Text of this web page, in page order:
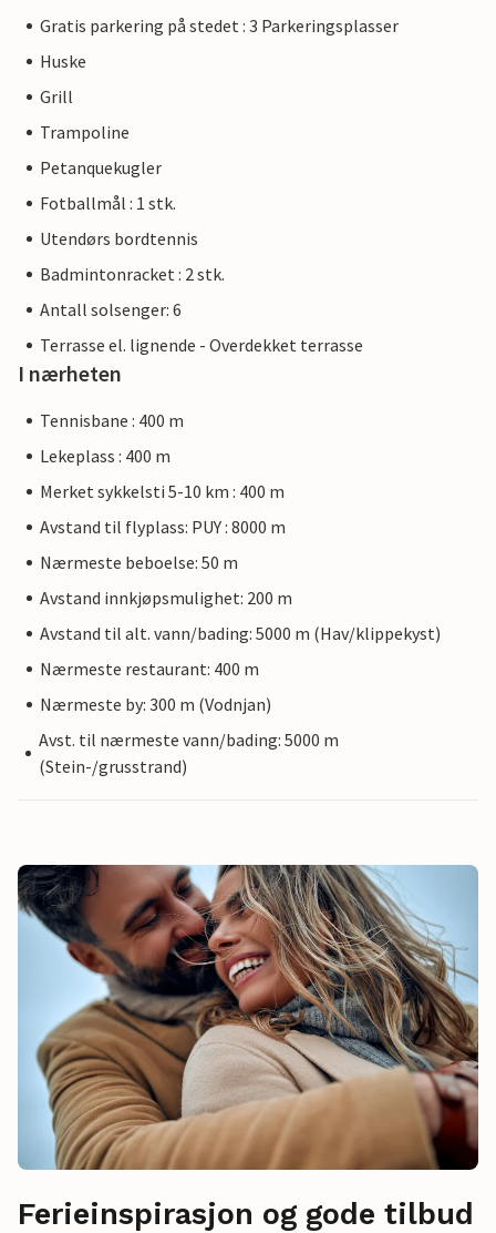
Gratis parkering på stedet : 3 Parkeringsplasser
Huske
Grill
Trampoline
Petanquekugler
Fotballmål : 1 stk.
Utendørs bordtennis
Badmintonracket : 2 stk.
Antall solsenger: 6
Terrasse el. lignende - Overdekket terrasse
I nærheten
Tennisbane : 400 m
Lekeplass : 400 m
Merket sykkelsti 5-10 km : 400 m
Avstand til flyplass: PUY : 8000 m
Nærmeste beboelse: 50 m
Avstand innkjøpsmulighet: 200 m
Avstand til alt. vann/bading: 5000 m (Hav/klippekyst)
Nærmeste restaurant: 400 m
Nærmeste by: 300 m (Vodnjan)
Avst. til nærmeste vann/bading: 5000 m
(Stein-/grusstrand)
Ferieinspirasjon og gode tilbud